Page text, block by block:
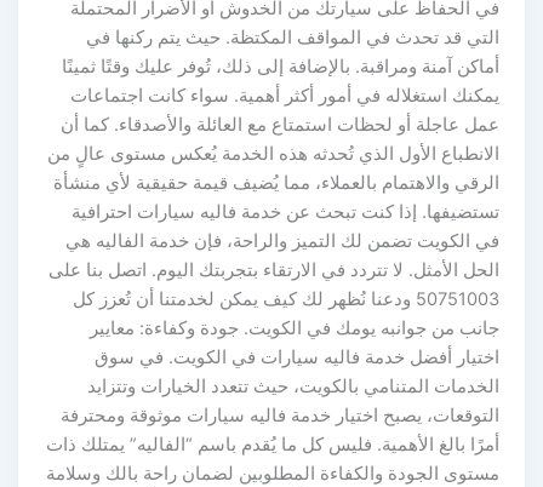
في الحفاظ على سيارتك من الخدوش أو الأضرار المحتملة
التي قد تحدث في المواقف المكتظة. حيث يتم ركنها في
أماكن آمنة ومراقبة. بالإضافة إلى ذلك، تُوفر عليك وقتًا ثمينًا
يمكنك استغلاله في أمور أكثر أهمية. سواء كانت اجتماعات
عمل عاجلة أو لحظات استمتاع مع العائلة والأصدقاء. كما أن
الانطباع الأول الذي تُحدثه هذه الخدمة يُعكس مستوى عالٍ من
الرقي والاهتمام بالعملاء، مما يُضيف قيمة حقيقية لأي منشأة
تستضيفها. إذا كنت تبحث عن خدمة فاليه سيارات احترافية
في الكويت تضمن لك التميز والراحة، فإن خدمة الفاليه هي
الحل الأمثل. لا تتردد في الارتقاء بتجربتك اليوم. اتصل بنا على
50751003 ودعنا نُظهر لك كيف يمكن لخدمتنا أن تُعزز كل
جانب من جوانبه يومك في الكويت. جودة وكفاءة: معايير
اختيار أفضل خدمة فاليه سيارات في الكويت. في سوق
الخدمات المتنامي بالكويت، حيث تتعدد الخيارات وتتزايد
التوقعات، يصبح اختيار خدمة فاليه سيارات موثوقة ومحترفة
أمرًا بالغ الأهمية. فليس كل ما يُقدم باسم “الفاليه” يمتلك ذات
مستوى الجودة والكفاءة المطلوبين لضمان راحة بالك وسلامة